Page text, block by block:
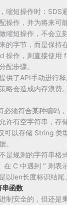
缩短操作时：SDS
操作，并为将来可
缩短操作，不会立
的字节，而是保持
操作，则直接使用
配步骤。
供了API手动进行
略会造成内存浪费。
必须符合某种编码
许有空字符串，存
可以存储 String 类
。
是规则的字符串格
在 C 中遇到 ‘’ 则
以len长度标识结尾。
串函数
制安全的，但还是